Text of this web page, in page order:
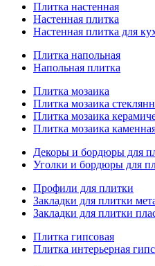
Плитка настенная
Настенная плитка
Настенная плитка для
Плитка напольная
Напольная плитка
Плитка мозаика
Плитка мозаика
Плитка мозаика
Плитка мозаика
Декоры и бордюры для
Уголки и бордюры для
Профили для плитки
Закладки для плитки
Закладки для плитки
Плитка гипсовая
Плитка интерьерная